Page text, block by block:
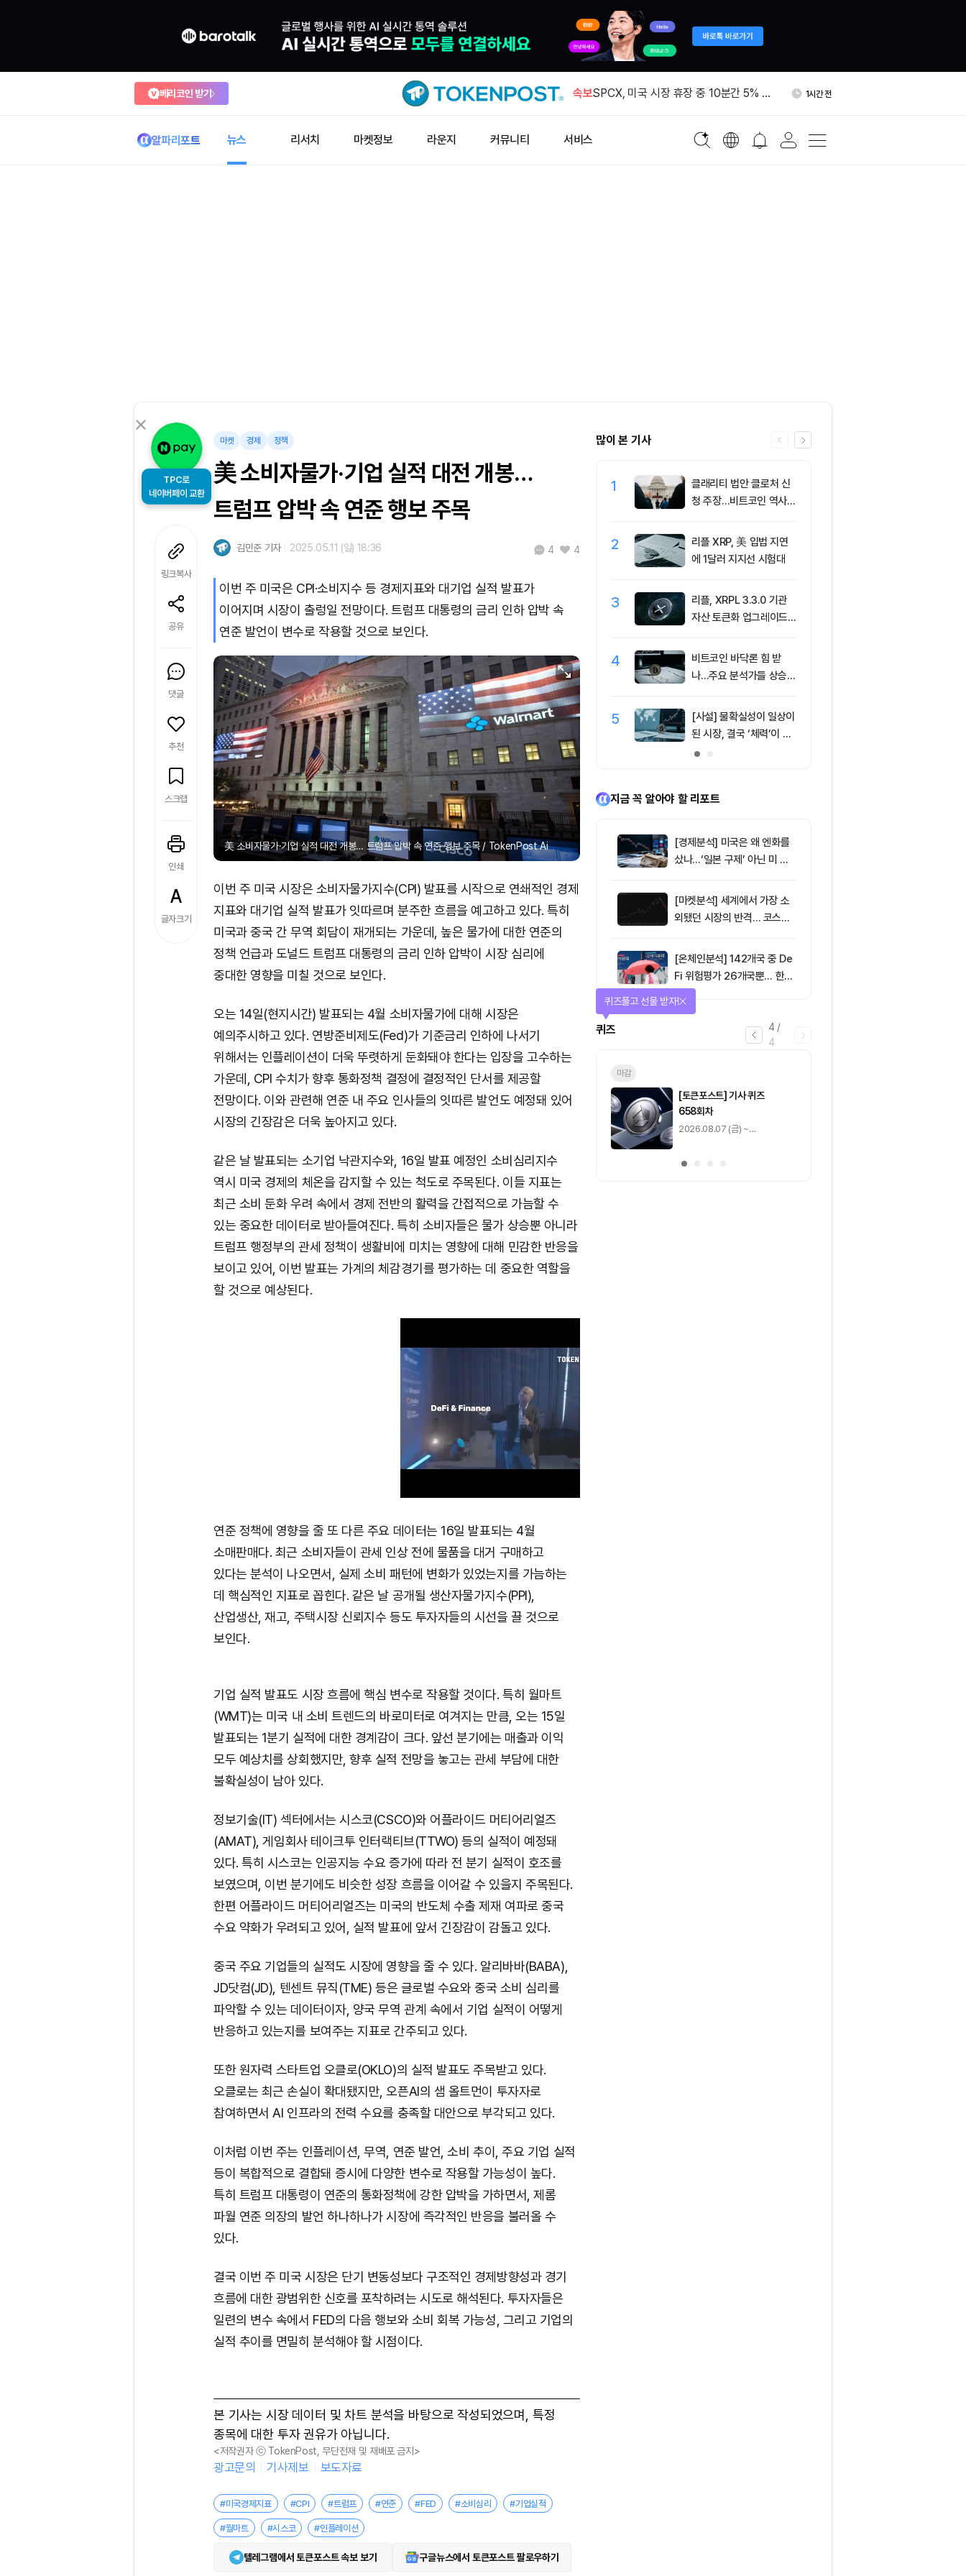
베리코인 받기 속보
대형 주소, 768만 달러 규모 ETH 리도
SPCX, 미국 시장 휴장 중 10분간 5% 상
1시간 전
검…취약점 10여건 발견
알파리포트 뉴스 리서치 마켓정보 라운지 커뮤니티 서비스
TPC로
네이버페이 교환
링크복사
공유
댓글
추천
스크랩
인쇄
글자크기
마켓 경제 정책
美 소비자물가·기업 실적 대전 개봉…
트럼프 압박 속 연준 행보 주목
김민준 기자 2025.05.11 (일) 18:36 4 4
이번 주 미국은 CPI·소비지수 등 경제지표와 대기업 실적 발표가
이어지며 시장이 출렁일 전망이다. 트럼프 대통령의 금리 인하 압박 속
연준 발언이 변수로 작용할 것으로 보인다.
美 소비자물가·기업 실적 대전 개봉… 트럼프 압박 속 연준 행보 주목 / TokenPost Ai
이번 주 미국 시장은 소비자물가지수(CPI) 발표를 시작으로 연쇄적인 경제
지표와 대기업 실적 발표가 잇따르며 분주한 흐름을 예고하고 있다. 특히
미국과 중국 간 무역 회담이 재개되는 가운데, 높은 물가에 대한 연준의
정책 언급과 도널드 트럼프 대통령의 금리 인하 압박이 시장 심리에
중대한 영향을 미칠 것으로 보인다.
오는 14일(현지시간) 발표되는 4월 소비자물가에 대해 시장은
예의주시하고 있다. 연방준비제도(Fed)가 기준금리 인하에 나서기
위해서는 인플레이션이 더욱 뚜렷하게 둔화돼야 한다는 입장을 고수하는
가운데, CPI 수치가 향후 통화정책 결정에 결정적인 단서를 제공할
전망이다. 이와 관련해 연준 내 주요 인사들의 잇따른 발언도 예정돼 있어
시장의 긴장감은 더욱 높아지고 있다.
같은 날 발표되는 소기업 낙관지수와, 16일 발표 예정인 소비심리지수
역시 미국 경제의 체온을 감지할 수 있는 척도로 주목된다. 이들 지표는
최근 소비 둔화 우려 속에서 경제 전반의 활력을 간접적으로 가늠할 수
있는 중요한 데이터로 받아들여진다. 특히 소비자들은 물가 상승뿐 아니라
트럼프 행정부의 관세 정책이 생활비에 미치는 영향에 대해 민감한 반응을
보이고 있어, 이번 발표는 가계의 체감경기를 평가하는 데 중요한 역할을
할 것으로 예상된다.
u
연준 정책에 영향을 줄 또 다른 주요 데이터는 16일 발표되는 4월
소매판매다. 최근 소비자들이 관세 인상 전에 물품을 대거 구매하고
있다는 분석이 나오면서, 실제 소비 패턴에 변화가 있었는지를 가늠하는
데 핵심적인 지표로 꼽힌다. 같은 날 공개될 생산자물가지수(PPI),
산업생산, 재고, 주택시장 신뢰지수 등도 투자자들의 시선을 끌 것으로
보인다.
기업 실적 발표도 시장 흐름에 핵심 변수로 작용할 것이다. 특히 월마트
(WMT)는 미국 내 소비 트렌드의 바로미터로 여겨지는 만큼, 오는 15일
발표되는 1분기 실적에 대한 경계감이 크다. 앞선 분기에는 매출과 이익
모두 예상치를 상회했지만, 향후 실적 전망을 놓고는 관세 부담에 대한
불확실성이 남아 있다.
정보기술(IT) 섹터에서는 시스코(CSCO)와 어플라이드 머티어리얼즈
(AMAT), 게임회사 테이크투 인터랙티브(TTWO) 등의 실적이 예정돼
있다. 특히 시스코는 인공지능 수요 증가에 따라 전 분기 실적이 호조를
보였으며, 이번 분기에도 비슷한 성장 흐름을 이어갈 수 있을지 주목된다.
한편 어플라이드 머티어리얼즈는 미국의 반도체 수출 제재 여파로 중국
수요 약화가 우려되고 있어, 실적 발표에 앞서 긴장감이 감돌고 있다.
중국 주요 기업들의 실적도 시장에 영향을 줄 수 있다. 알리바바(BABA),
JD닷컴(JD), 텐센트 뮤직(TME) 등은 글로벌 수요와 중국 소비 심리를
파악할 수 있는 데이터이자, 양국 무역 관계 속에서 기업 실적이 어떻게
반응하고 있는지를 보여주는 지표로 간주되고 있다.
또한 원자력 스타트업 오클로(OKLO)의 실적 발표도 주목받고 있다.
오클로는 최근 손실이 확대됐지만, 오픈AI의 샘 올트먼이 투자자로
참여하면서 AI 인프라의 전력 수요를 충족할 대안으로 부각되고 있다.
이처럼 이번 주는 인플레이션, 무역, 연준 발언, 소비 추이, 주요 기업 실적
등이 복합적으로 결합돼 증시에 다양한 변수로 작용할 가능성이 높다.
특히 트럼프 대통령이 연준의 통화정책에 강한 압박을 가하면서, 제롬
파월 연준 의장의 발언 하나하나가 시장에 즉각적인 반응을 불러올 수
있다.
결국 이번 주 미국 시장은 단기 변동성보다 구조적인 경제방향성과 경기
흐름에 대한 광범위한 신호를 포착하려는 시도로 해석된다. 투자자들은
일련의 변수 속에서 FED의 다음 행보와 소비 회복 가능성, 그리고 기업의
실적 추이를 면밀히 분석해야 할 시점이다.
본 기사는 시장 데이터 및 차트 분석을 바탕으로 작성되었으며, 특정
종목에 대한 투자 권유가 아닙니다.
<저작권자 ⓒ TokenPost, 무단전재 및 재배포 금지>
광고문의 기사제보 보도자료
#미국경제지표 #CPI #트럼프 #연준 #FED #소비심리 #기업실적
#월마트 #시스코 #인플레이션
텔레그램에서 토큰포스트 속보 보기 구글뉴스에서 토큰포스트 팔로우하기
많이 본 기사
1
클래리티 법안 클로처 신
청 주장…비트코인 역사가
2
리플 XRP, 美 입법 지연
에 1달러 지지선 시험대
3
리플, XRPL 3.3.0 기관
자산 토큰화 업그레이드
러 지지
4
비트코인 바닥론 힘 받
나…주요 분석가들 상승
5
[사설] 불확실성이 일상이
된 시장, 결국 ‘체력’이 승
부 가른다
지금 꼭 알아야 할 리포트
[경제분석] 미국은 왜 엔화를
샀나…‘일본 구제’ 아닌 미 국
[마켓분석] 세계에서 가장 소
외됐던 시장의 반격… 코스피
[온체인분석] 142개국 중 De
Fi 위험평가 26개국뿐… 한국
도 규제 경계 다시 그려야
4 /
4
퀴즈
퀴즈풀고 선물 받자!
마감
[토큰포스트] 기사 퀴즈
658회차
2026.08.07 (금) ~